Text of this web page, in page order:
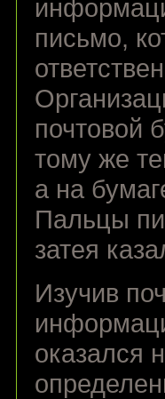
письмо,
почтовой
тому же
а на
Пальцы
затея
Изучив
оказался